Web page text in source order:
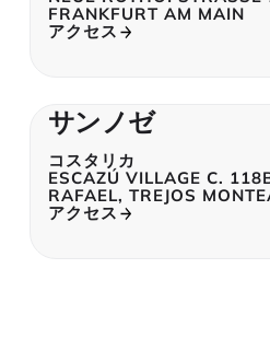
FRANKFURT AM MAIN
アクセス
サンノゼ
コスタリカ
ESCAZÚ VILLAGE C.
RAFAEL, TREJOS
アクセス